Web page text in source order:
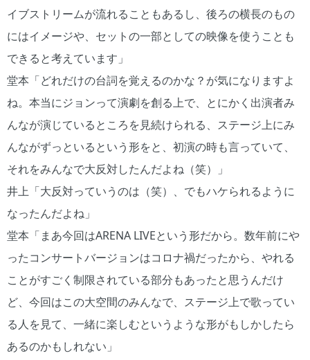
イブストリームが流れることもあるし、後ろの横長のもの
にはイメージや、セットの一部としての映像を使うことも
できると考えています」
堂本「どれだけの台詞を覚えるのかな？が気になりますよ
ね。本当にジョンって演劇を創る上で、とにかく出演者み
んなが演じているところを見続けられる、ステージ上にみ
んながずっといるという形をと、初演の時も言っていて、
それをみんなで大反対したんだよね（笑）」
井上「大反対っていうのは（笑）、でもハケられるように
なったんだよね」
堂本「まあ今回はARENA LIVEという形だから。数年前にや
ったコンサートバージョンはコロナ禍だったから、やれる
ことがすごく制限されている部分もあったと思うんだけ
ど、今回はこの大空間のみんなで、ステージ上で歌ってい
る人を見て、一緒に楽しむというような形がもしかしたら
あるのかもしれない」